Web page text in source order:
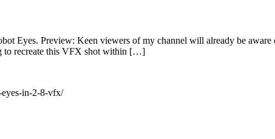
Eyes. Preview: Keen viewers of my channel will already be aware
to recreate this VFX shot within […]
in-2-8-vfx/